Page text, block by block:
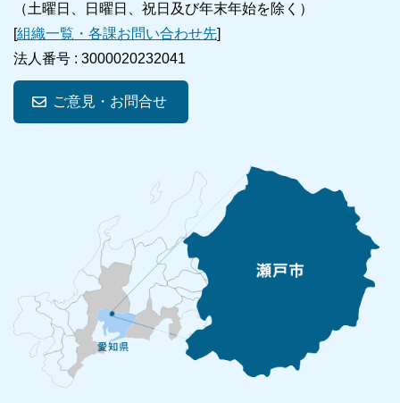
（土曜日、日曜日、祝日及び年末年始を除く）
[組織一覧・各課お問い合わせ先]
法人番号 : 3000020232041
ご意見・お問合せ